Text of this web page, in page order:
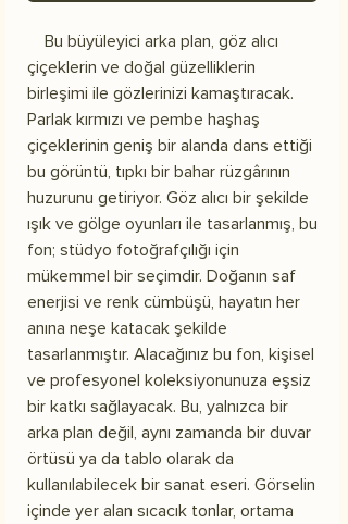
Bu büyüleyici arka plan, göz alıcı
çiçeklerin ve doğal güzelliklerin
birleşimi ile gözlerinizi kamaştıracak.
Parlak kırmızı ve pembe haşhaş
çiçeklerinin geniş bir alanda dans ettiği
bu görüntü, tıpkı bir bahar rüzgârının
huzurunu getiriyor. Göz alıcı bir şekilde
ışık ve gölge oyunları ile tasarlanmış, bu
fon; stüdyo fotoğrafçılığı için
mükemmel bir seçimdir. Doğanın saf
enerjisi ve renk cümbüşü, hayatın her
anına neşe katacak şekilde
tasarlanmıştır. Alacağınız bu fon, kişisel
ve profesyonel koleksiyonunuza eşsiz
bir katkı sağlayacak. Bu, yalnızca bir
arka plan değil, aynı zamanda bir duvar
örtüsü ya da tablo olarak da
kullanılabilecek bir sanat eseri. Görselin
içinde yer alan sıcacık tonlar, ortama